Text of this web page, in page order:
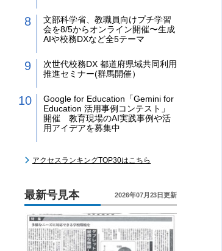
文部科学省、教職員向けプチ学習
会を8/5からオンライン開催〜生成
AIや校務DXなど全5テーマ
次世代校務DX 都道府県域共同利用
推進セミナー(群馬開催）
Google for Education「Gemini for
Education 活用事例コンテスト」
開催 教育現場のAI実践事例や活
用アイデアを募集中
アクセスランキングTOP30はこちら
最新号見本 2026年07月23日更新